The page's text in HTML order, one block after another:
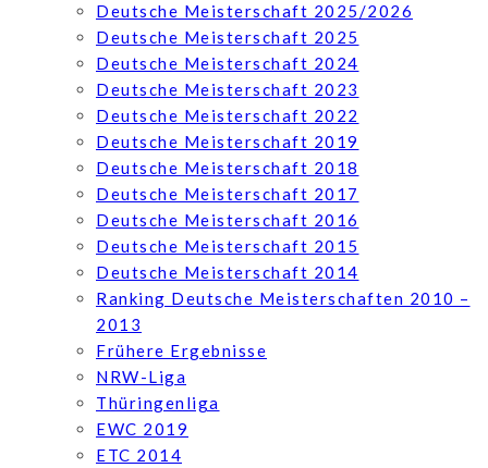
Deutsche Meisterschaft 2025/2026
Deutsche Meisterschaft 2025
Deutsche Meisterschaft 2024
Deutsche Meisterschaft 2023
Deutsche Meisterschaft 2022
Deutsche Meisterschaft 2019
Deutsche Meisterschaft 2018
Deutsche Meisterschaft 2017
Deutsche Meisterschaft 2016
Deutsche Meisterschaft 2015
Deutsche Meisterschaft 2014
Ranking Deutsche Meisterschaften 2010 –
2013
Frühere Ergebnisse
NRW-Liga
Thüringenliga
EWC 2019
ETC 2014